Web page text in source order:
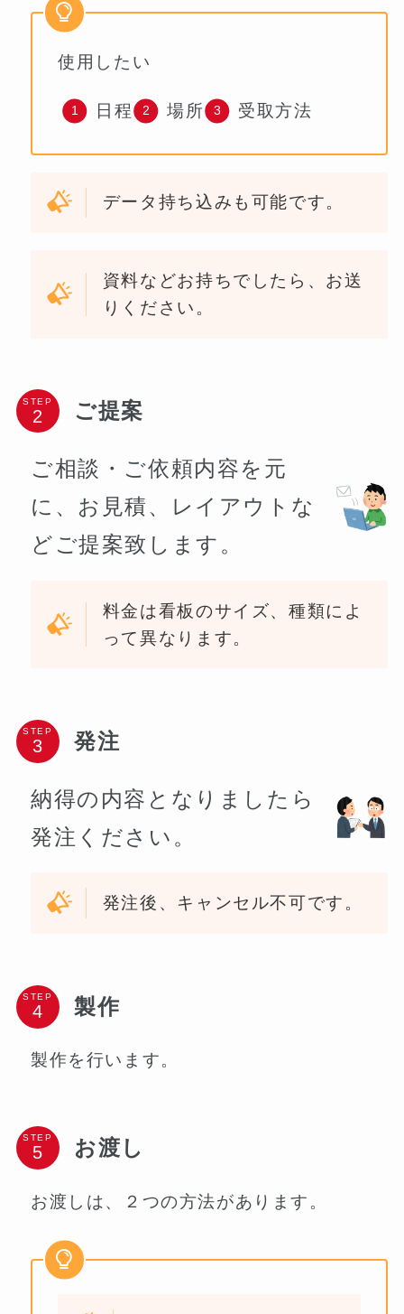
使用したい
日程 場所 受取方法
データ持ち込みも可能です。
資料などお持ちでしたら、お送
りください。
STEP ご提案
ご相談・ご依頼内容を元
に、お見積、レイアウトな
どご提案致します。
料金は看板のサイズ、種類によ
って異なります。
STEP 発注
納得の内容となりましたら
発注ください。
発注後、キャンセル不可です。
STEP 製作
製作を行います。
STEP お渡し
お渡しは、２つの方法があります。